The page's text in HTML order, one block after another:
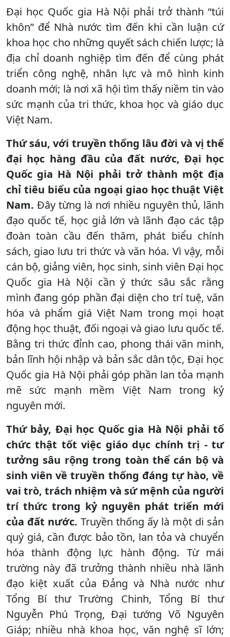
Đại học Quốc gia Hà Nội phải trở thành “túi
khôn” để Nhà nước tìm đến khi cần luận cứ
khoa học cho những quyết sách chiến lược; là
địa chỉ doanh nghiệp tìm đến để cùng phát
triển công nghệ, nhân lực và mô hình kinh
doanh mới; là nơi xã hội tìm thấy niềm tin vào
sức mạnh của tri thức, khoa học và giáo dục
Việt Nam.
Thứ sáu, với truyền thống lâu đời và vị thế
đại học hàng đầu của đất nước, Đại học
Quốc gia Hà Nội phải trở thành một địa
chỉ tiêu biểu của ngoại giao học thuật Việt
Nam. Đây từng là nơi nhiều nguyên thủ, lãnh
đạo quốc tế, học giả lớn và lãnh đạo các tập
đoàn toàn cầu đến thăm, phát biểu chính
sách, giao lưu tri thức và văn hóa. Vì vậy, mỗi
cán bộ, giảng viên, học sinh, sinh viên Đại học
Quốc gia Hà Nội cần ý thức sâu sắc rằng
mình đang góp phần đại diện cho trí tuệ, văn
hóa và phẩm giá Việt Nam trong mọi hoạt
động học thuật, đối ngoại và giao lưu quốc tế.
Bằng tri thức đỉnh cao, phong thái văn minh,
bản lĩnh hội nhập và bản sắc dân tộc, Đại học
Quốc gia Hà Nội phải góp phần lan tỏa mạnh
mẽ sức mạnh mềm Việt Nam trong kỷ
nguyên mới.
Thứ bảy, Đại học Quốc gia Hà Nội phải tổ
chức thật tốt việc giáo dục chính trị - tư
tưởng sâu rộng trong toàn thể cán bộ và
sinh viên về truyền thống đáng tự hào, về
vai trò, trách nhiệm và sứ mệnh của người
trí thức trong kỷ nguyên phát triển mới
của đất nước. Truyền thống ấy là một di sản
quý giá, cần được bảo tồn, lan tỏa và chuyển
hóa thành động lực hành động. Từ mái
trường này đã trưởng thành nhiều nhà lãnh
đạo kiệt xuất của Đảng và Nhà nước như
Tổng Bí thư Trường Chinh, Tổng Bí thư
Nguyễn Phú Trọng, Đại tướng Võ Nguyên
Giáp; nhiều nhà khoa học, văn nghệ sĩ lớn;